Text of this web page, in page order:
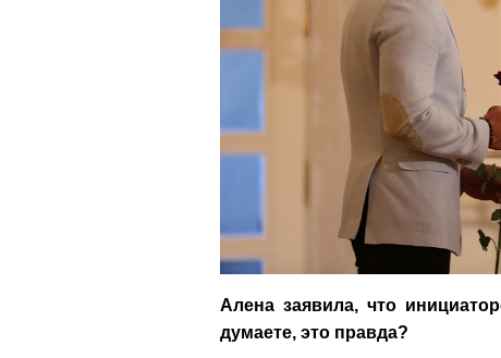
Алена заявила, что
думаете, это правда?